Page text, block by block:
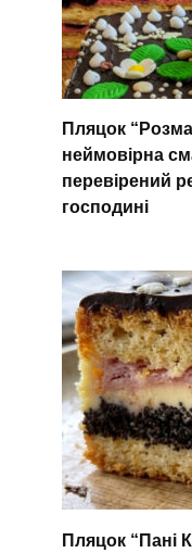
Пляцок
неймовірна
перевірений
господині
Пляцок “Пані